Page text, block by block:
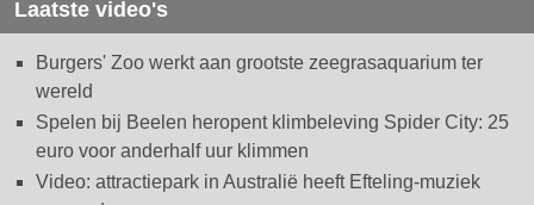
Laatste video's
Burgers' Zoo werkt aan grootste zeegrasaquarium ter
wereld
Spelen bij Beelen heropent klimbeleving Spider City: 25
euro voor anderhalf uur klimmen
Video: attractiepark in Australië heeft Efteling-muziek